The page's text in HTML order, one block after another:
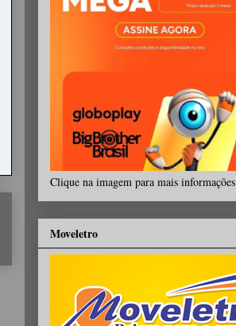
Clique na imagem para mais informações
Moveletro